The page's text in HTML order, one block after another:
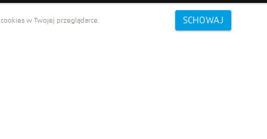
w Twojej przeglądarce. SCHOWAJ